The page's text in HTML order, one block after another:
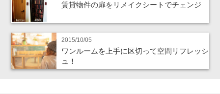
賃貸物件の扉をリメイクシートでチェンジ
2015/10/05
ワンルームを上手に区切って空間リフレッシ
ュ！